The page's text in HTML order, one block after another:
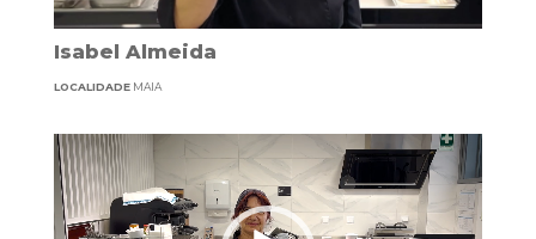
Isabel Almeida
LOCALIDADEMAIA
Reprodutor
de
vídeo